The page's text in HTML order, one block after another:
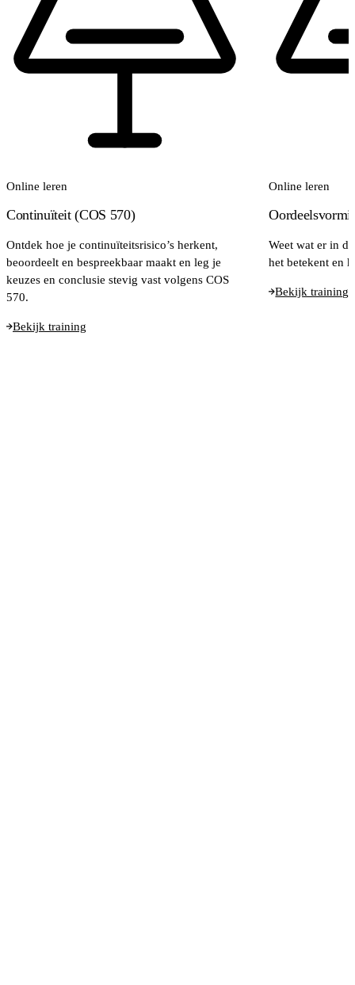
Online leren
Continuïteit (COS 570)
Ontdek hoe je continuïteitsrisico’s herkent,
beoordeelt en bespreekbaar maakt en leg je
keuzes en conclusie stevig vast volgens COS
570.
Bekijk training
Online leren
Weet wat er in
het betekent en
Bekijk training